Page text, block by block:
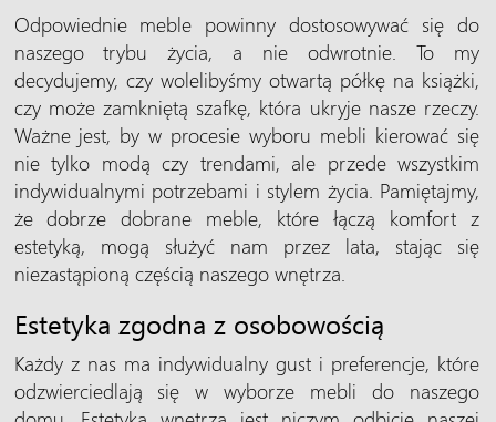
Odpowiednie meble powinny dostosowywać się do
naszego trybu życia, a nie odwrotnie. To my
decydujemy, czy wolelibyśmy otwartą półkę na książki,
czy może zamkniętą szafkę, która ukryje nasze rzeczy.
Ważne jest, by w procesie wyboru mebli kierować się
nie tylko modą czy trendami, ale przede wszystkim
indywidualnymi potrzebami i stylem życia. Pamiętajmy,
że dobrze dobrane meble, które łączą komfort z
estetyką, mogą służyć nam przez lata, stając się
niezastąpioną częścią naszego wnętrza.
Estetyka zgodna z osobowością
Każdy z nas ma indywidualny gust i preferencje, które
odzwierciedlają się w wyborze mebli do naszego